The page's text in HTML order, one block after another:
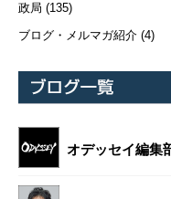
政局 (135)
ブログ・メルマガ紹介 (4)
オデッセイ編集